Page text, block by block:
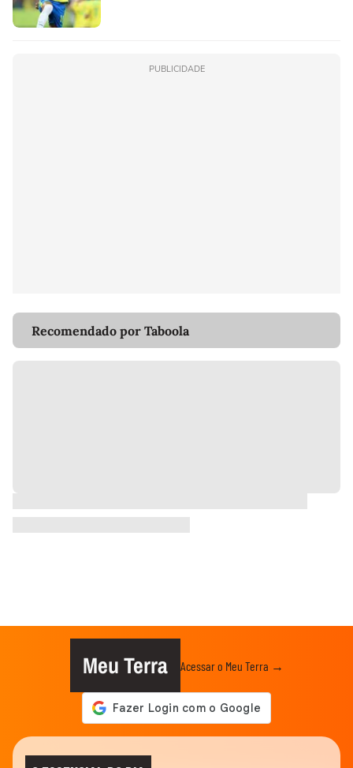
PUBLICIDADE
Recomendado por Taboola
Meu Terra Acessar o Meu Terra →